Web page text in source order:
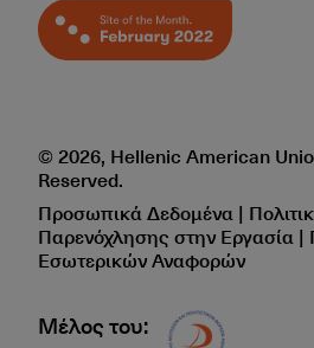
© 2026, Hellenic American
Reserved.
Προσωπικά Δεδομένα |
Παρενόχλησης στην Εργασία |
Εσωτερικών Αναφορών
Μέλος του: